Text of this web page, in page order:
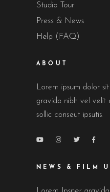
Studio Tour
Press & News
Help (FAQ)
ABOUT
Lorem ipsum dolor
gravida nibh vel velit
sollic conseut ipsutis.
NEWS & FILM